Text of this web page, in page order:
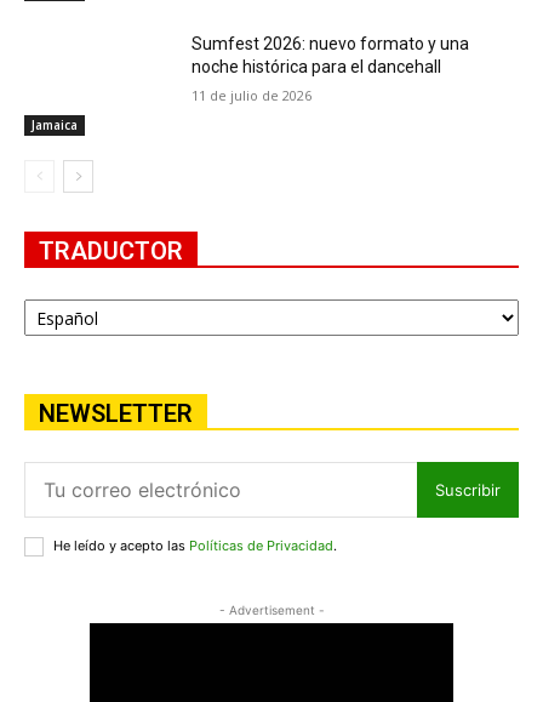
Jamaica
Sumfest 2026: nuevo formato y una
noche histórica para el dancehall
11 de julio de 2026
TRADUCTOR
NEWSLETTER
Suscribir
He leído y acepto las Políticas de Privacidad.
- Advertisement -